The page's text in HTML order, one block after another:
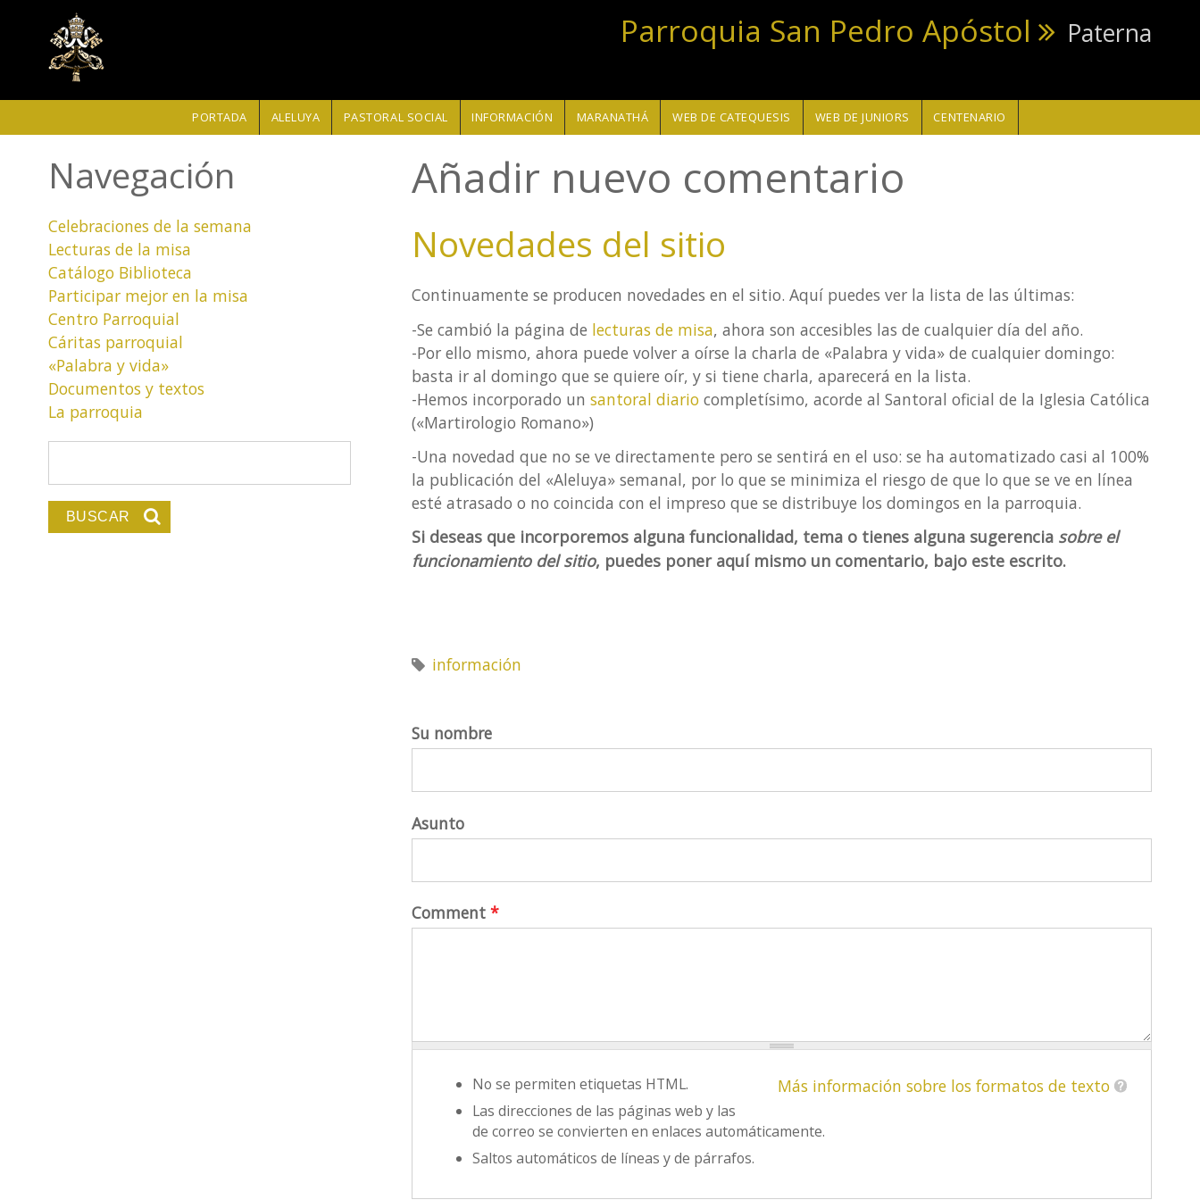
Pasar al contenido principal Parroquia San Pedro Apóstol Paterna
PORTADA ALELUYA PASTORAL SOCIAL INFORMACIÓN MARANATHÁ WEB DE CATEQUESIS WEB DE JUNIORS CENTENARIO
Añadir nuevo comentario
Novedades del sitio
Continuamente se producen novedades en el sitio. Aquí puedes ver la lista de las últimas:
-Se cambió la página de lecturas de misa, ahora son accesibles las de cualquier día del año.
-Por ello mismo, ahora puede volver a oírse la charla de «Palabra y vida» de cualquier domingo:
basta ir al domingo que se quiere oír, y si tiene charla, aparecerá en la lista.
-Hemos incorporado unsantoral diario completísimo, acorde al Santoral oficial de la Iglesia Católica
(«Martirologio Romano»)
-Una novedad que no se ve directamente pero se sentirá en el uso: se ha automatizado casi al 100%
la publicación del «Aleluya» semanal, por lo que se minimiza el riesgo de que lo que se ve en línea
esté atrasado o no coincida con el impreso que se distribuye los domingos en la parroquia.
Si deseas que incorporemos alguna funcionalidad, tema o tienes alguna sugerencia sobre el
funcionamiento del sitio, puedes poner aquí mismo un comentario, bajo este escrito.
información
Su nombre
Asunto
Comment*
Más información sobre los formatos de texto
No se permiten etiquetas HTML.
Las direcciones de las páginas web y las
de correo se convierten en enlaces automáticamente.
Saltos automáticos de líneas y de párrafos.
Navegación
Celebraciones de la semana
Lecturas de la misa
Catálogo Biblioteca
Participar mejor en la misa
Centro Parroquial
Cáritas parroquial
«Palabra y vida»
Documentos y textos
La parroquia
Formulario de búsqueda